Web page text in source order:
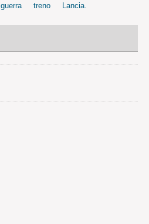
guerra treno Lancia.